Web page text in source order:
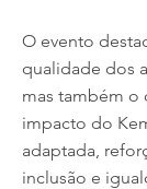
O evento
qualidade dos
mas também o
impacto do
adaptada,
inclusão e